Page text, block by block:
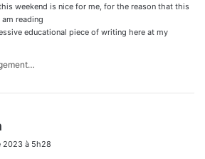
weekend is nice for me, for the reason that this
reading
educational piece of writing here at my
t2023 à 5h28